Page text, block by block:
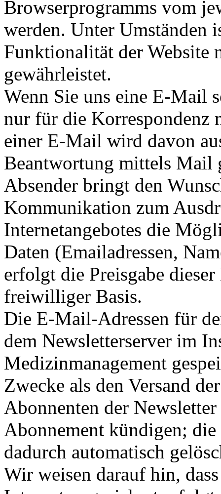
Browserprogramms vom
werden. Unter Umständen
Funktionalität der Website
gewährleistet.
Wenn Sie uns eine E-Mail
nur für die Korrespondenz
einer E-Mail wird davon
Beantwortung mittels Mail
Absender bringt den
Kommunikation zum
Internetangebotes die
Daten (Emailadressen,
erfolgt die Preisgabe
freiwilliger Basis.
Die E-Mail-Adressen für
dem Newsletterserver im
Medizinmanagement
Zwecke als den Versand
Abonnenten der
Abonnement kündigen;
dadurch automatisch
Wir weisen darauf hin,